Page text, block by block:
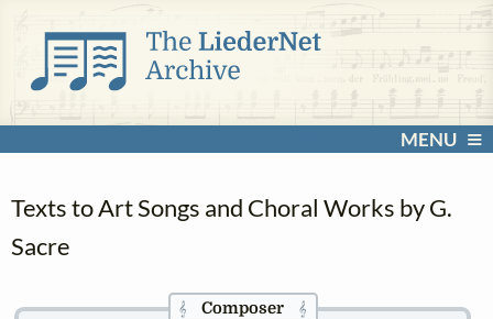
MENU
Texts to Art Songs and Choral Works by G.
Sacre
𝄞Composer 𝄞